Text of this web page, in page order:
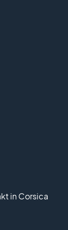
in Corsica